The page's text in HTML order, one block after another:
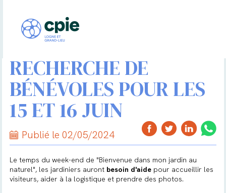
RECHERCHE DE
BÉNÉVOLES POUR LES
15 ET 16 JUIN
Publié le 02/05/2024
Le temps du week-end de "Bienvenue dans mon jardin au
naturel", les jardiniers auront besoin d'aidepour accueillir les
visiteurs, aider à la logistique et prendre des photos.